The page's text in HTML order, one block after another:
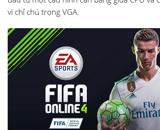
vì chỉ chú trọng VGA.